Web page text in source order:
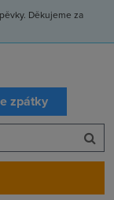
Děkujeme za
zpátky